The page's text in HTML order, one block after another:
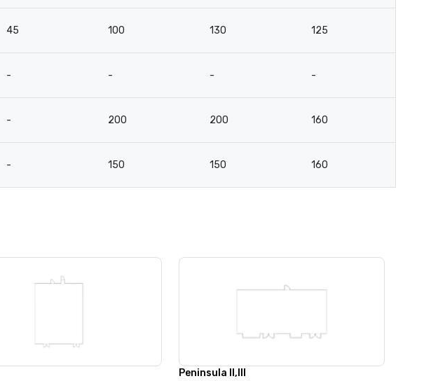
45 100 130 125
- - - -
- 200 200 160
- 150 150 160
Peninsula II,III